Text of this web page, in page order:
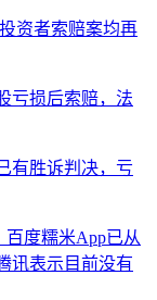
资者索赔案均再
亏损后索赔，法
有胜诉判决，亏
百度糯米App已从
讯表示目前没有